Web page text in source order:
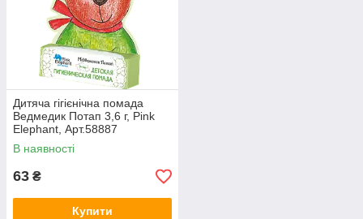
Дитяча гігієнічна помада
Ведмедик Потап 3,6 г, Pink
Elephant, Арт.58887
В наявності
63 ₴
Купити